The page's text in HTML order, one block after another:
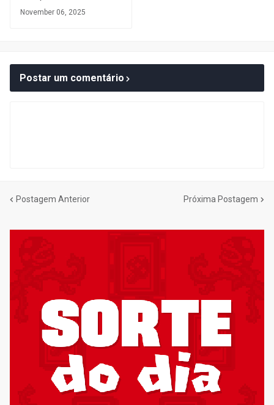
November 06, 2025
Postar um comentário
Postagem Anterior Próxima Postagem